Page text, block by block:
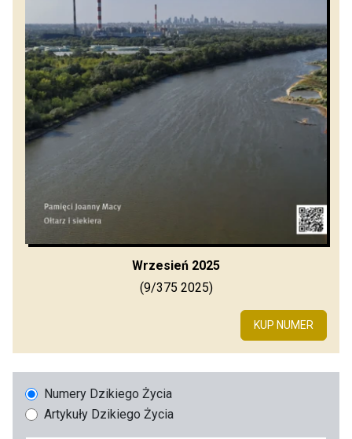
Wrzesień 2025
(9/375 2025)
KUP NUMER
Numery Dzikiego Życia
Artykuły Dzikiego Życia